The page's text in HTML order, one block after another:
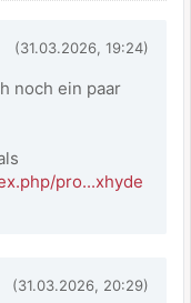
(31.03.2026, 19:24)
noch ein paar
pro...xhyde
(31.03.2026, 20:29)